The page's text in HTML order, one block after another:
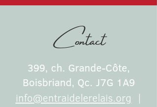
Contact
399, ch. Grande-Côte,
Boisbriand, Qc. J7G 1A9
info@entraidelerelais.org |